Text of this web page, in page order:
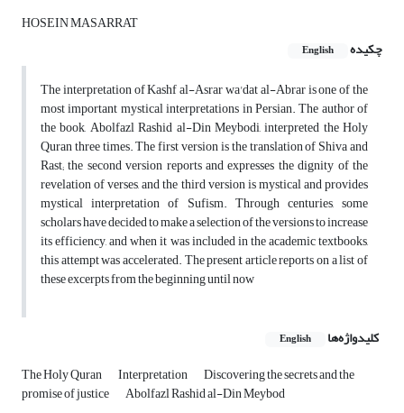
HOSEIN MASARRAT
چکیده
English
The interpretation of Kashf al-Asrar wa'dat al-Abrar is one of the
most important mystical interpretations in Persian. The author of
the book, Abolfazl Rashid al-Din Meybodi, interpreted the Holy
Quran three times. The first version is the translation of Shiva and
Rast; the second version reports and expresses the dignity of the
revelation of verses, and the third version is mystical and provides
mystical interpretation of Sufism. Through centuries, some
scholars have decided to make a selection of the versions to increase
its efficiency, and when it was included in the academic textbooks,
this attempt was accelerated. The present article reports on a list of
these excerpts from the beginning until now
کلیدواژه‌ها English
The Holy Quran Interpretation Discovering the secrets and the
promise of justice Abolfazl Rashid al-Din Meybod